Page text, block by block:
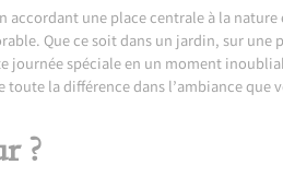
une place centrale à la
Que ce soit dans un jardin, sur une
spéciale en un moment
la différence dans l’ambiance que
?